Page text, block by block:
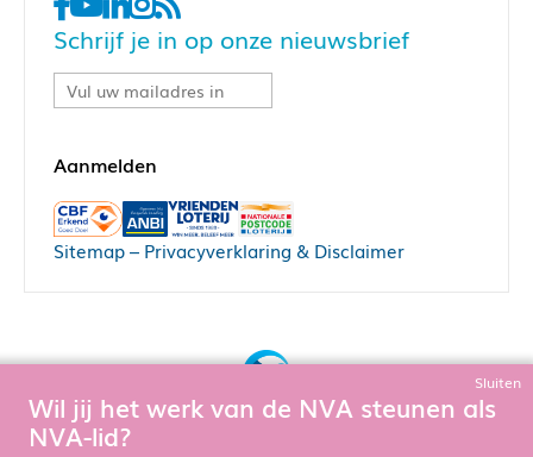
Schrijf je in op onze nieuwsbrief
Sitemap– Privacyverklaring & Disclaimer
Sluiten
Wil jij het werk van de NVA steunen als
NVA-lid?